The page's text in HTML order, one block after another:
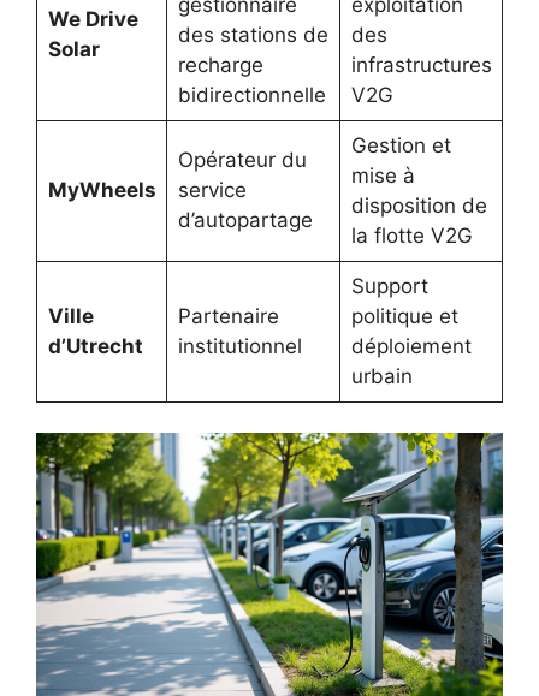
We Drive
Solar
des stations de
recharge
bidirectionnelle
des
infrastructures
V2G
MyWheels
Opérateur du
service
d’autopartage
Gestion et
mise à
disposition de
la flotte V2G
Ville
d’Utrecht
Partenaire
institutionnel
Support
politique et
déploiement
urbain